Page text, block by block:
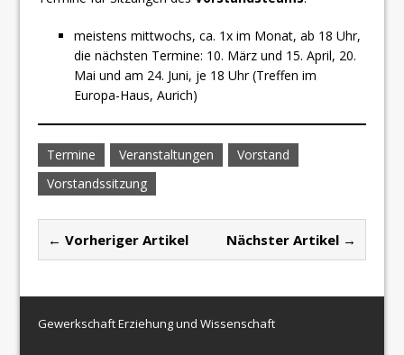
meistens mittwochs, ca. 1x im Monat, ab 18 Uhr,
die nächsten Termine: 10. März und 15. April, 20.
Mai und am 24. Juni, je 18 Uhr (Treffen im
Europa-Haus, Aurich)
Termine Veranstaltungen
Vorstand
Vorstandssitzung
← Vorheriger Artikel Nächster Artikel →
Gewerkschaft Erziehung und Wissenschaft